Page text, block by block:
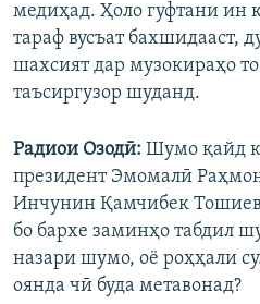
медиҳад. Ҳоло гуфтани ин
тараф вусъат бахшидааст,
шахсият дар музокираҳо
таъсиргузор шуданд.
Радиои Озодӣ: Шумо қайд
президент Эмомалӣ
Инчунин Қамчибек
бо бархе заминҳо табдил
назари шумо, оё роҳҳали
оянда чӣ буда метавонад?